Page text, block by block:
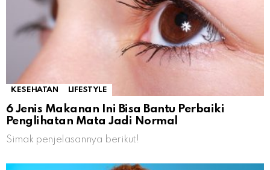
KESEHATAN LIFESTYLE
6 Jenis Makanan Ini Bisa Bantu Perbaiki
Penglihatan Mata Jadi Normal
Simak penjelasannya berikut!